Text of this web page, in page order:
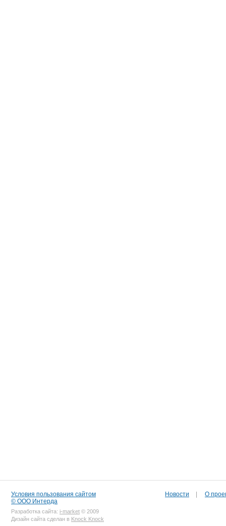
Условия пользования сайтом
© ООО Интерда
Разработка сайта: i-market © 2009
Дизайн сайта сделан в Knock Knock
Новости О